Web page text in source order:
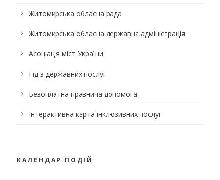
Житомирська обласна рада
Житомирська обласна державна адміністрація
Асоціація міст України
Гід з державних послуг
Безоплатна правнича допомога
Інтерактивна карта інклюзивних послуг
КАЛЕНДАР ПОДІЙ